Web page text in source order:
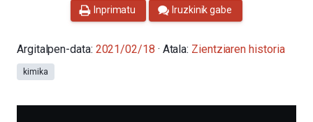
Inprimatu Iruzkinik gabe
Argitalpen-data: 2021/02/18 · Atala: Zientziaren historia
kimika